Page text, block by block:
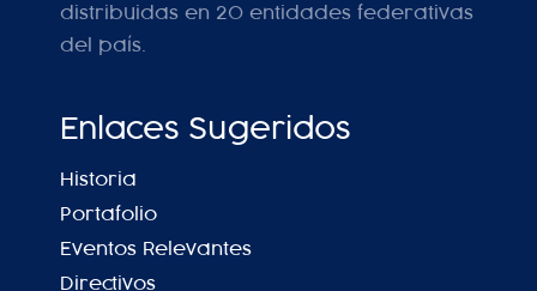
distribuidas en 20 entidades federativas
del país.
Enlaces Sugeridos
Historia
Portafolio
Eventos Relevantes
Directivos